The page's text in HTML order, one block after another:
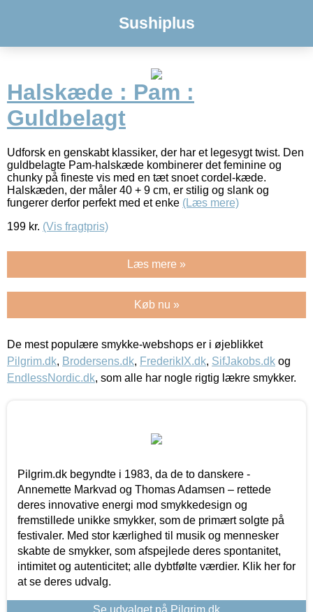
Sushiplus
Halskæde : Pam :
Guldbelagt
Udforsk en genskabt klassiker, der har et legesygt twist. Den
guldbelagte Pam-halskæde kombinerer det feminine og
chunky på fineste vis med en tæt snoet cordel-kæde.
Halskæden, der måler 40 + 9 cm, er stilig og slank og
fungerer derfor perfekt med et enke (Læs mere)
199 kr. (Vis fragtpris)
Læs mere »
Køb nu »
De mest populære smykke-webshops er i øjeblikket
Pilgrim.dk, Brodersens.dk, FrederikIX.dk, SifJakobs.dk og
EndlessNordic.dk, som alle har nogle rigtig lækre smykker.
Pilgrim.dk begyndte i 1983, da de to danskere -
Annemette Markvad og Thomas Adamsen – rettede
deres innovative energi mod smykkedesign og
fremstillede unikke smykker, som de primært solgte på
festivaler. Med stor kærlighed til musik og mennesker
skabte de smykker, som afspejlede deres spontanitet,
intimitet og autenticitet; alle dybtfølte værdier. Klik her for
at se deres udvalg.
Se udvalget på Pilgrim.dk